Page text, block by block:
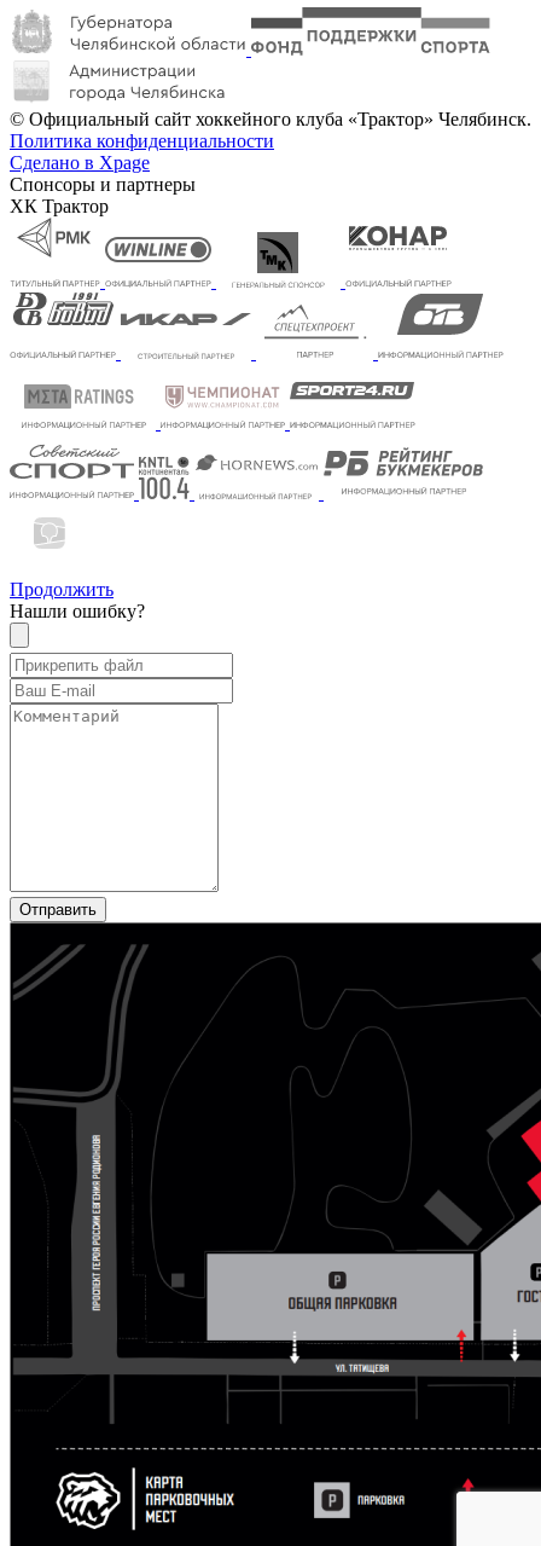
© Официальный сайт хоккейного клуба «Трактор» Челябинск.
Политика конфиденциальности
Сделано в Xpage
Спонсоры и партнеры
ХК Трактор
Продолжить
Нашли ошибку?